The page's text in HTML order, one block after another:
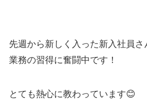
先週から新しく入った新入社員さ
業務の習得に奮闘中です！
とても熱心に教わっています😊